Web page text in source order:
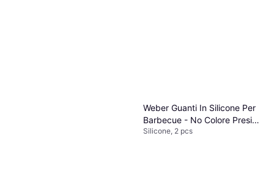
Weber Guanti In Silicone Per
Barbecue - No Colore Presina
Nero
Silicone, 2 pcs